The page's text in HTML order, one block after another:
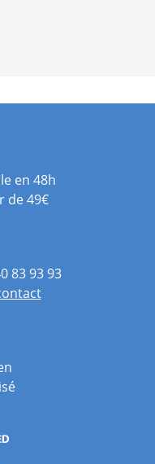
en 48h
de 49€
83 93 93